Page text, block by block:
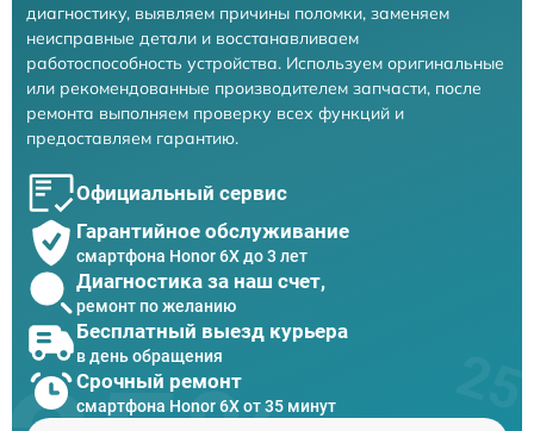
диагностику, выявляем причины поломки, заменяем
неисправные детали и восстанавливаем
работоспособность устройства. Используем оригинальные
или рекомендованные производителем запчасти, после
ремонта выполняем проверку всех функций и
предоставляем гарантию.
Официальный сервис
Гарантийное обслуживание
смартфона Honor 6X до 3 лет
Диагностика за наш счет,
ремонт по желанию
Бесплатный выезд курьера
в день обращения
Срочный ремонт
смартфона Honor 6X от 35 минут